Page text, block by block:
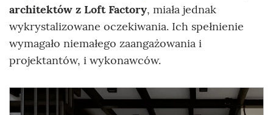
architektów z Loft Factory, miała jednak
wykrystalizowane oczekiwania. Ich spełnienie
wymagało niemałego zaangażowania i
projektantów, i wykonawców.